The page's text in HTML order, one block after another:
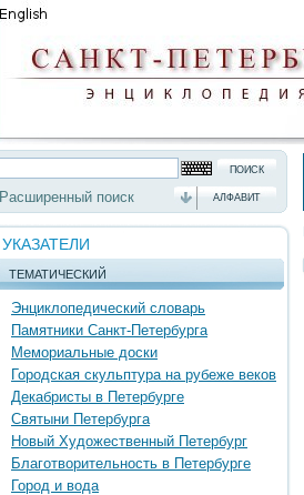
Расширенный поиск АЛФАВИТ
УКАЗАТЕЛИ
ТЕМАТИЧЕСКИЙ
Энциклопедический словарь
Памятники Санкт-Петербурга
Мемориальные доски
Городская скульптура на рубеже веков
Декабристы в Петербурге
Святыни Петербурга
Новый Художественный Петербург
Благотворительность в Петербурге
Город и вода